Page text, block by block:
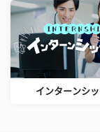
インターンシ